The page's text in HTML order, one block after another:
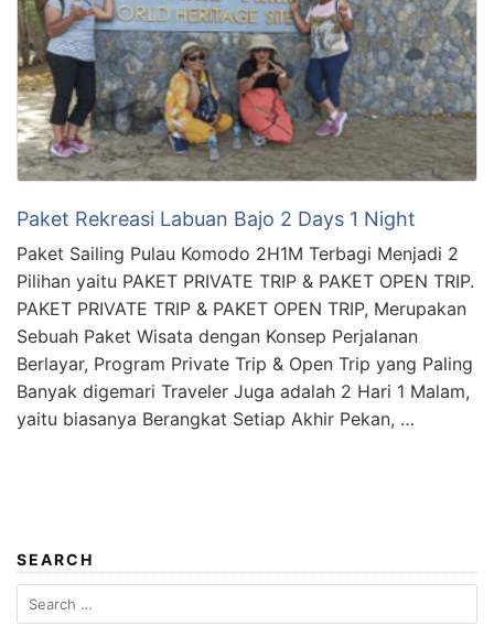
Paket Rekreasi Labuan Bajo 2 Days 1 Night
Paket Sailing Pulau Komodo 2H1M Terbagi Menjadi 2
Pilihan yaitu PAKET PRIVATE TRIP & PAKET OPEN TRIP.
PAKET PRIVATE TRIP & PAKET OPEN TRIP, Merupakan
Sebuah Paket Wisata dengan Konsep Perjalanan
Berlayar, Program Private Trip & Open Trip yang Paling
Banyak digemari Traveler Juga adalah 2 Hari 1 Malam,
yaitu biasanya Berangkat Setiap Akhir Pekan, …
SEARCH
Search
for: